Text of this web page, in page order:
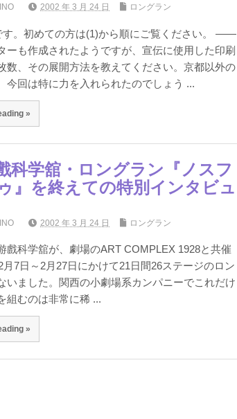
2002 年 3 月 24 日 ロングラン
す。初めての方は(1)から順にご覧ください。 ――
ーも作成されたようですが、宣伝に使用した印刷
数、その展開方法を教えてください。京都以外の
今回は特に力を入れられたのでしょう ...
»
科学舘・ロングラン『ノスフ
』を終えての特別インタビュ
2002 年 3 月 24 日 ロングラン
戲科学舘が、劇場のART COMPLEX 1928と共催
月7日～2月27日にかけて21日間26ステージのロン
いました。関西の小劇場系カンパニーでこれだけ
組むのは非常に稀 ...
»